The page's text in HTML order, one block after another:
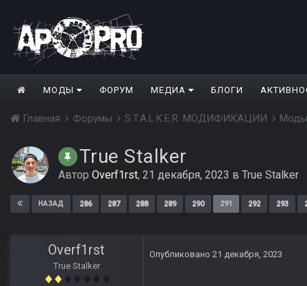
МОДЫ ФОРУМ МЕДИА БЛОГИ
Главная Форумы S.T.A.L.K.E.R. МОДИФИКАЦИИ
True Stalker
Автор Overf1rst, 21 декабря, 2023 в True Stalker
НАЗАД 286 287 288 289 290 291 292 293
Overf1rst
True Stalker
Опубликовано 21 декабря, 2023